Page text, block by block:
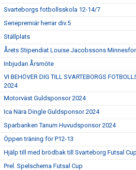
Svarteborgs fotbollsskola 12-14/7
Seriepremiär herrar div.5
Ställplats
Årets Stipendiat Louise Jacobssons
Inbjudan Årsmöte
VI BEHÖVER DIG TILL SVARTEBORGS
2024
Motorväst Guldsponsor 2024
Ica Nära Dingle Guldsponsor 2024
Sparbanken Tanum Huvudsponsor 2024
Öppen träning för P12-13
Hjälp till med brödbak till Svarteborg Futsal Cup
Prel. Spelschema Futsal Cup